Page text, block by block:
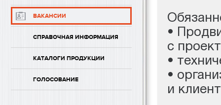
ВАКАНСИИ
СПРАВОЧНАЯ ИНФОРМАЦИЯ
КАТАЛОГИ ПРОДУКЦИИ
ГОЛОСОВАНИЕ
•
с
•
•
и